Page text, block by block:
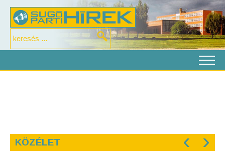
KÖZÉLET ‹ ›